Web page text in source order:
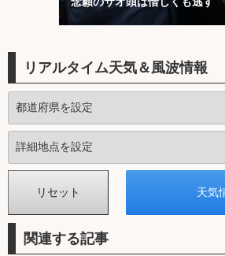
リアルタイム天気＆風波情報
関連する記事